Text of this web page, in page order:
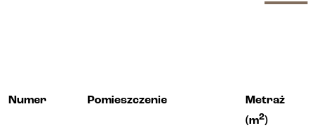
Deweloper
Numer Pomieszczenie
Metraż
(m2)